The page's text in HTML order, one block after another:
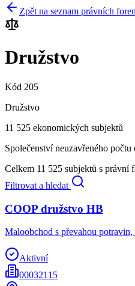
Zpět na seznam právních
Družstvo
Kód 205
Družstvo
11 525 ekonomických subjektů
Společenství neuzavřeného
Celkem 11 525 subjektů s právní
Filtrovat a hledat
COOP družstvo HB
Maloobchod s převahou
Aktivní
00032115